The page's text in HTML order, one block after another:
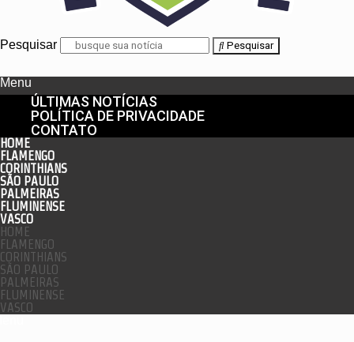
Pesquisar Pesquisar
Menu
ÚLTIMAS NOTÍCIAS
POLÍTICA DE PRIVACIDADE
CONTATO
HOME
FLAMENGO
CORINTHIANS
SÃO PAULO
PALMEIRAS
FLUMINENSE
VASCO
HOME
FLAMENGO
CORINTHIANS
SÃO PAULO
PALMEIRAS
FLUMINENSE
VASCO